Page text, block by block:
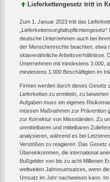
Lieferkettengesetz tritt in
Zum 1. Januar 2023 tritt das
deutsche Unternehmen auch bei
der Menschenrechte beachten, etwa
sklavenähnliche Arbeitsverhältnisse.
Unternehmen mit mindestens 3.000,
mindestens 1.000 Beschäftigten im
Firmen werden durch dieses Gesetz
Lieferketten zu ermitteln, zu
Aufgaben muss ein eigenes
müssen Maßnahmen zur Prävention
zur Korrektur von Missständen. Zu
unmittelbaren und mittelbaren
analysieren, während es bei
Verstößen zu reagieren. Das Gesetz
Übereinkommen, die international
Bußgelder von bis zu acht Millionen
weltweiten Jahresumsatzes, wenn
Umsatz im Jahr nachweisen kann.